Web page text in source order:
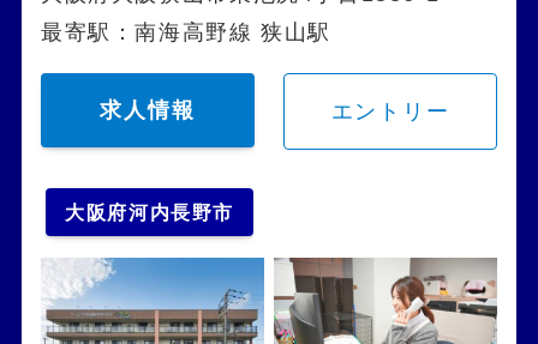
最寄駅：南海高野線 狭山駅
求人情報 エントリー
大阪府河内長野市